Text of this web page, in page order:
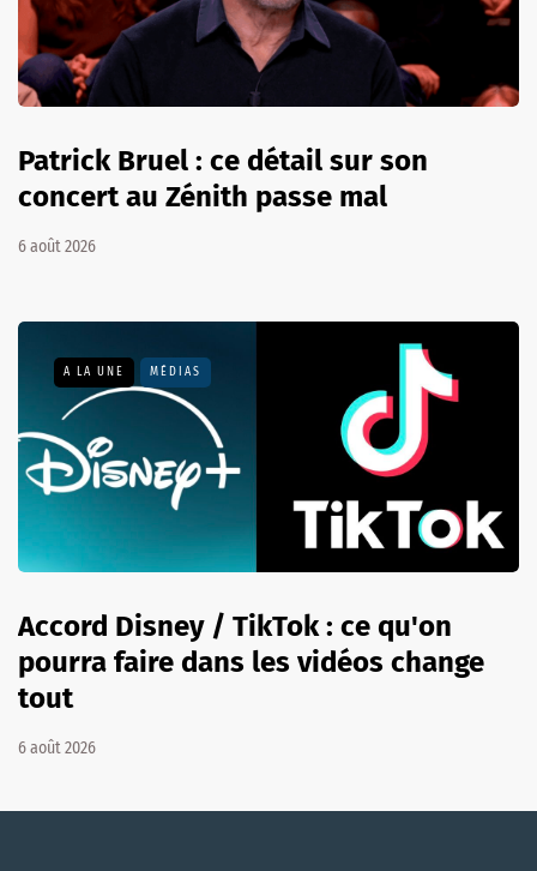
Patrick Bruel : ce détail sur son
concert au Zénith passe mal
6 août 2026
A LA UNE MÉDIAS
Accord Disney / TikTok : ce qu'on
pourra faire dans les vidéos change
tout
6 août 2026